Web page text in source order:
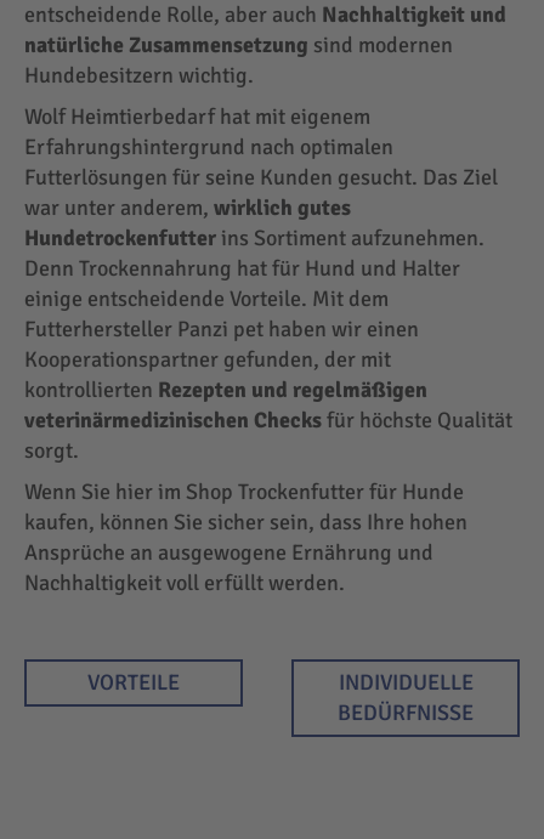
entscheidende Rolle, aber auch Nachhaltigkeit und
natürliche Zusammensetzung sind modernen
Hundebesitzern wichtig.
Wolf Heimtierbedarf hat mit eigenem
Erfahrungshintergrund nach optimalen
Futterlösungen für seine Kunden gesucht. Das Ziel
war unter anderem, wirklich gutes
Hundetrockenfutter ins Sortiment aufzunehmen.
Denn Trockennahrung hat für Hund und Halter
einige entscheidende Vorteile. Mit dem
Futterhersteller Panzi pet haben wir einen
Kooperationspartner gefunden, der mit
kontrollierten Rezepten und regelmäßigen
veterinärmedizinischen Checksfür höchste Qualität
sorgt.
Wenn Sie hier im Shop Trockenfutter für Hunde
kaufen, können Sie sicher sein, dass Ihre hohen
Ansprüche an ausgewogene Ernährung und
Nachhaltigkeit voll erfüllt werden.
VORTEILE
INDIVIDUELLE
BEDÜRFNISSE